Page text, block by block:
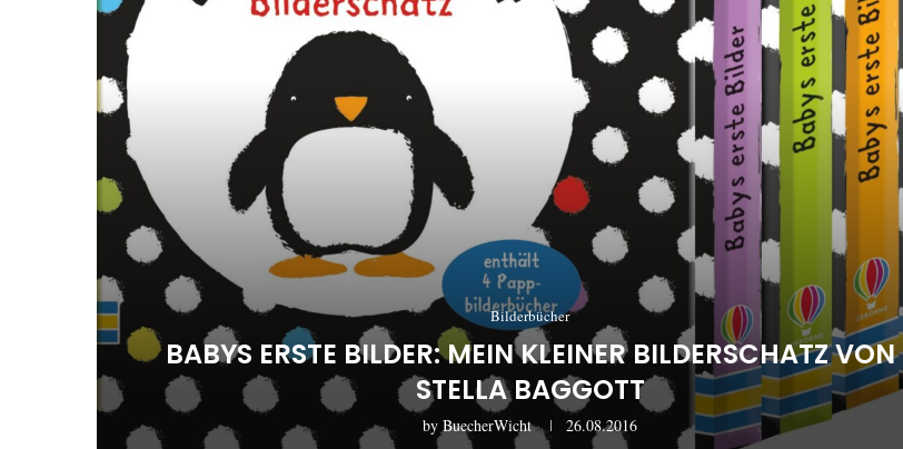
Bilderbücher
BABYS ERSTE BILDER: MEIN KLEINER BILDERSCHATZ VON
STELLA BAGGOTT
byBuecherWicht 26.08.2016